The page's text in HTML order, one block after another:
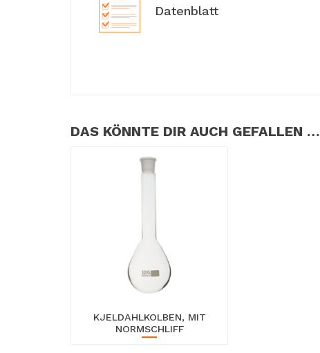
Datenblatt
DAS KÖNNTE DIR AUCH GEFALLEN …
KJELDAHLKOLBEN, MIT
NORMSCHLIFF